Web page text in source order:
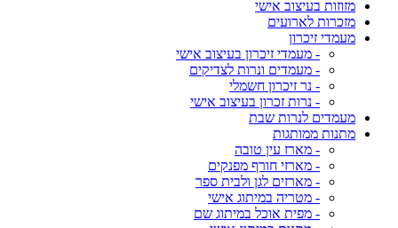
מזוזות בעיצוב אישי
מזכרות לארועים
מעמדי זיכרון
- מעמדי זיכרון בעיצוב אישי
- מעמדים ונרות לצדיקים
- נר זיכרון חשמלי
- נרות זכרון בעיצוב אישי
מעמדים לנרות שבת
מתנות ממותגות
- מארז עין טובה
- מארזי חורף מפנקים
- מארזים לגן ולבית ספר
- מטריה במיתוג אישי
- מפית אוכל במיתוג שם